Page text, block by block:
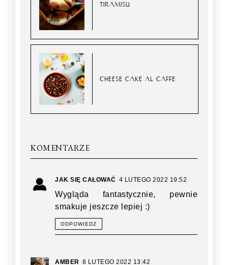
TIRAMISU
CHEESE CAKE AL CAFFE
KOMENTARZE
JAK SIĘ CAŁOWAĆ 4 LUTEGO 2022 19:52
Wygląda fantastycznie, pewnie
smakuje jeszcze lepiej :)
ODPOWIEDZ
AMBER 8 LUTEGO 2022 13:42